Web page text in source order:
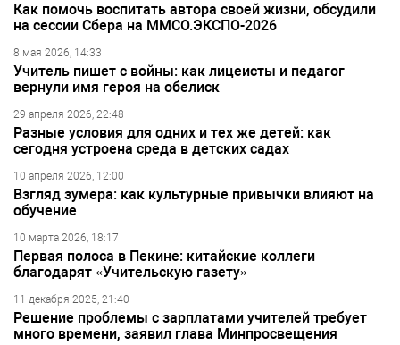
Как помочь воспитать автора своей жизни, обсудили
на сессии Сбера на ММСО.ЭКСПО-2026
8 мая 2026, 14:33
Учитель пишет с войны: как лицеисты и педагог
вернули имя героя на обелиск
29 апреля 2026, 22:48
Разные условия для одних и тех же детей: как
сегодня устроена среда в детских садах
10 апреля 2026, 12:00
Взгляд зумера: как культурные привычки влияют на
обучение
10 марта 2026, 18:17
Первая полоса в Пекине: китайские коллеги
благодарят «Учительскую газету»
11 декабря 2025, 21:40
Решение проблемы с зарплатами учителей требует
много времени, заявил глава Минпросвещения